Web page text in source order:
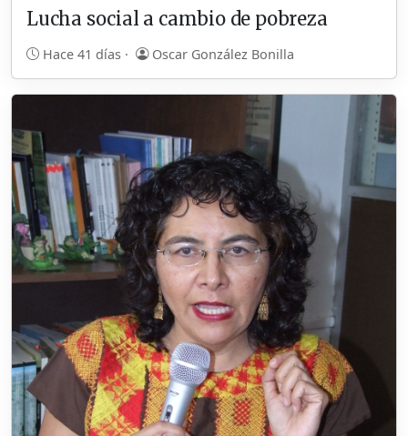
Lucha social a cambio de pobreza
Hace 41 días · Oscar González Bonilla